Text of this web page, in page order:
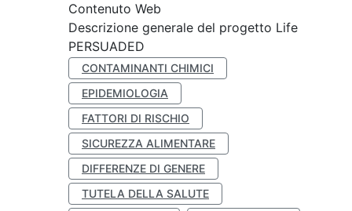
Contenuto Web
Descrizione generale del progetto Life
PERSUADED
CONTAMINANTI CHIMICI
EPIDEMIOLOGIA
FATTORI DI RISCHIO
SICUREZZA ALIMENTARE
DIFFERENZE DI GENERE
TUTELA DELLA SALUTE